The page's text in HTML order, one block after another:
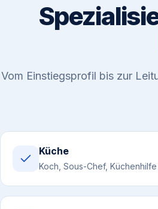
Vom Einstiegsprofil bis zur
Küche
Koch, Sous-Chef, Küchenhilfe